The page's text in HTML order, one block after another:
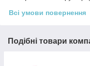
Всі умови повернення
Подібні товари